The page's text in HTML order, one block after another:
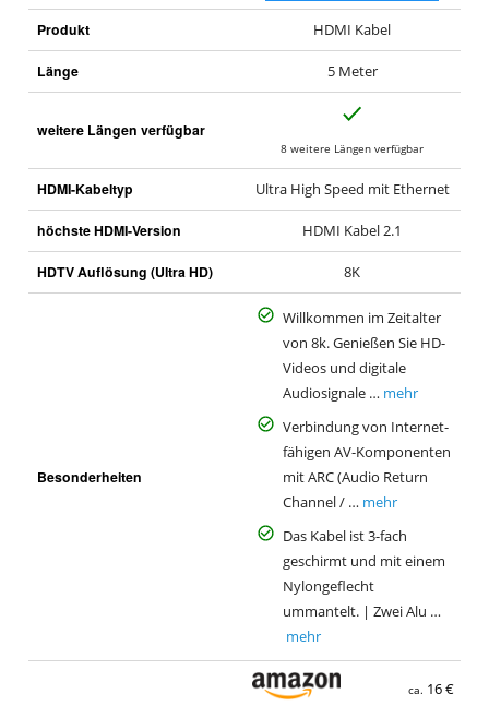
Produkt HDMI Kabel
Länge 5 Meter
weitere Längen verfügbar
8 weitere Längen verfügbar
HDMI-Kabeltyp Ultra High Speed mit Ethernet
höchste HDMI-Version HDMI Kabel 2.1
HDTV Auflösung (Ultra HD) 8K
Besonderheiten
Willkommen im Zeitalter
von 8k. Genießen Sie HD-
Videos und digitale
Audiosignale … mehr
Verbindung von Internet-
fähigen AV-Komponenten
mit ARC (Audio Return
Channel / … mehr
Das Kabel ist 3-fach
geschirmt und mit einem
Nylongeflecht
ummantelt. | Zwei Alu …
mehr
ca. 16 €